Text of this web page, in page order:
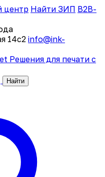
центр Найти ЗИП B2B-
14с2 info@ink-
Решения для печати с
Найти